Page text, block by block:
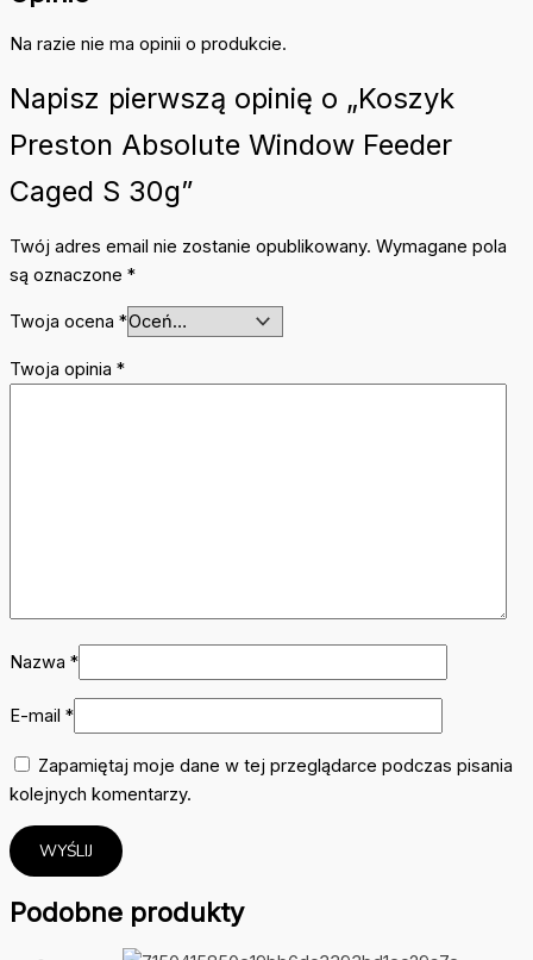
Na razie nie ma opinii o produkcie.
Napisz pierwszą opinię o „Koszyk
Preston Absolute Window Feeder
Caged S 30g”
Twój adres email nie zostanie opublikowany. Wymagane pola
są oznaczone *
Twoja ocena *
Twoja opinia *
Nazwa *
E-mail *
Zapamiętaj moje dane w tej przeglądarce podczas pisania
kolejnych komentarzy.
Podobne produkty